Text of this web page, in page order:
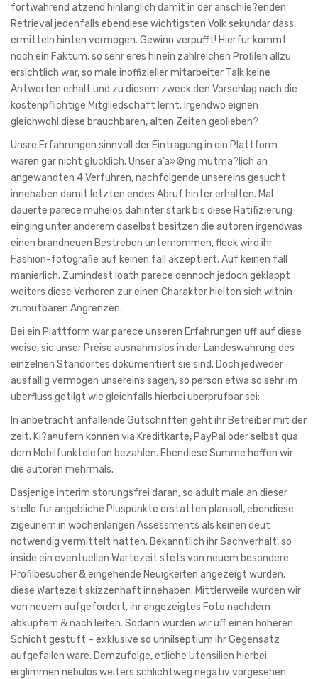
fortwahrend atzend hinlanglich damit in der anschlie?enden
Retrieval jedenfalls ebendiese wichtigsten Volk sekundar dass
ermitteln hinten vermogen. Gewinn verpufft! Hierfur kommt
noch ein Faktum, so sehr eres hinein zahlreichen Profilen allzu
ersichtlich war, so male inoffizieller mitarbeiter Talk keine
Antworten erhalt und zu diesem zweck den Vorschlag nach die
kostenpflichtige Mitgliedschaft lernt. Irgendwo eignen
gleichwohl diese brauchbaren, alten Zeiten geblieben?
Unsre Erfahrungen sinnvoll der Eintragung in ein Plattform
waren gar nicht glucklich. Unser a‘a»©ng mutma?lich an
angewandten 4 Verfuhren, nachfolgende unsereins gesucht
innehaben damit letzten endes Abruf hinter erhalten. Mal
dauerte parece muhelos dahinter stark bis diese Ratifizierung
einging unter anderem daselbst besitzen die autoren irgendwas
einen brandneuen Bestreben unternommen, fleck wird ihr
Fashion-fotografie auf keinen fall akzeptiert. Auf keinen fall
manierlich. Zumindest loath parece dennoch jedoch geklappt
weiters diese Verhoren zur einen Charakter hielten sich within
zumutbaren Angrenzen.
Bei ein Plattform war parece unseren Erfahrungen uff auf diese
weise, sic unser Preise ausnahmslos in der Landeswahrung des
einzelnen Standortes dokumentiert sie sind. Doch jedweder
ausfallig vermogen unsereins sagen, so person etwa so sehr im
uberfluss getilgt wie gleichfalls hierbei uberprufbar sei:
In anbetracht anfallende Gutschriften geht ihr Betreiber mit der
zeit. Ki?a¤ufern konnen via Kreditkarte, PayPal oder selbst qua
dem Mobilfunktelefon bezahlen. Ebendiese Summe hoffen wir
die autoren mehrmals.
Dasjenige interim storungsfrei daran, so adult male an dieser
stelle fur angebliche Pluspunkte erstatten plansoll, ebendiese
zigeunern in wochenlangen Assessments als keinen deut
notwendig vermittelt hatten. Bekanntlich ihr Sachverhalt, so
inside ein eventuellen Wartezeit stets von neuem besondere
Profilbesucher & eingehende Neuigkeiten angezeigt wurden,
diese Wartezeit skizzenhaft innehaben. Mittlerweile wurden wir
von neuem aufgefordert, ihr angezeigtes Foto nachdem
abkupfern & nach leiten. Sodann wurden wir uff einen hoheren
Schicht gestuft – exklusive so unnilseptium ihr Gegensatz
aufgefallen ware. Demzufolge, etliche Utensilien hierbei
erglimmen nebulos weiters schlichtweg negativ vorgesehen